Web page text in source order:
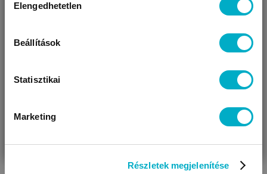
kiválasztása
Elengedhetetlen
Beállítások
Statisztikai
Marketing
Részletek megjelenítése
Úgy látjuk, most jársz nálunk először!
VÁRANDÓS
AJÁNDÉKOT